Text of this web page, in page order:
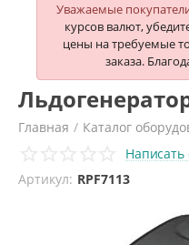
Уважаемые
курсов валют,
цены на требуемые
заказа.
Главная / Каталог
Холодильное и
Льдогенераторы
Написать
Артикул: RPF7113